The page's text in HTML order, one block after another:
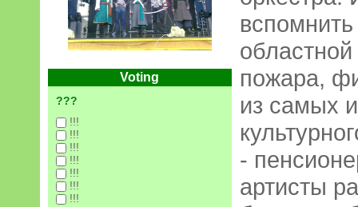
Voting
???
!!!
!!!
!!!
!!!
!!!
!!!
!!!
пожара,
из самых
-
артисты